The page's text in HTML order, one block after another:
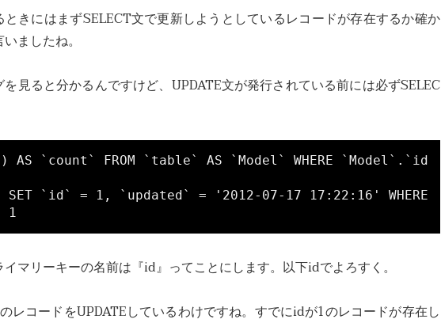
ときにはまずSELECT文で更新しようとしているレコードが存在するか確か
ましたね。
見ると分かるんですけど、UPDATE文が発行されている前には必ずSELEC
AS `count` FROM `table` AS `Model` WHERE `Model`.`id
SET `id` = 1, `updated` = '2012-07-17 17:22:16' WHERE
マリーキーの名前は『id』ってことにします。以下idでよろすく。
レコードをUPDATEしているわけですね。すでにidが1のレコードが存在し